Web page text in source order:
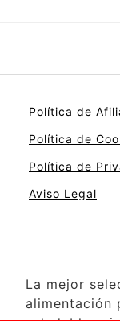
Política de
Política de
Política de
Aviso Legal
La mejor
alimentación